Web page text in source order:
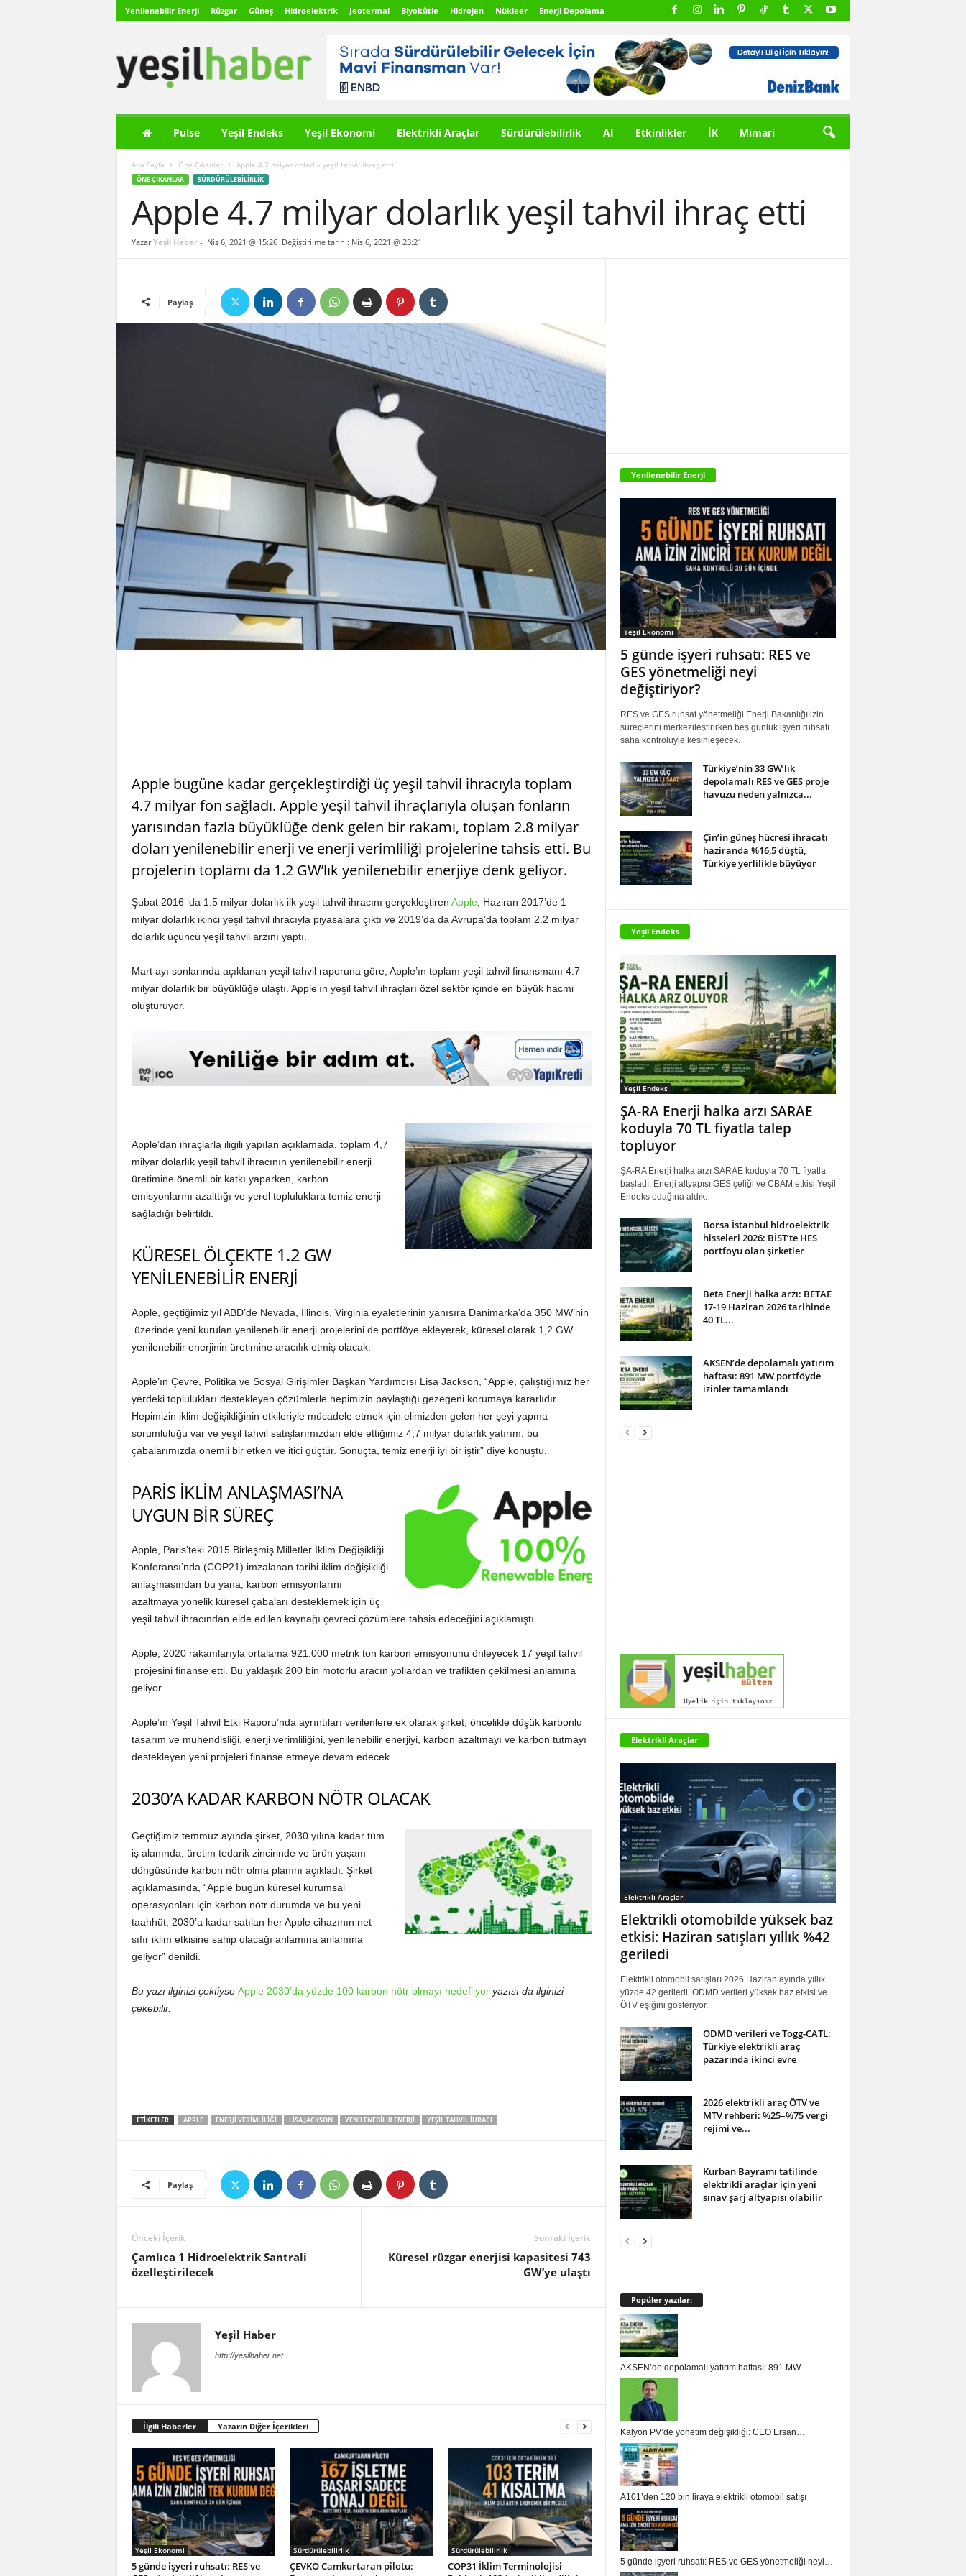
Yenilenebilir Enerji Rüzgar Güneş Hidroelektrik Jeotermal Biyokütle Hidrojen Nükleer Enerji Depolama
ş
Pulse Yeşil Endeks Yeşil Ekonomi Elektrikli Araçlar Sürdürülebilirlik AI Etkinlikler İK Mimari
Ana Sayfa Öne Çıkanlar Apple 4.7 milyar dolarlık yeşil tahvil ihraç etti
ÖNE ÇIKANLAR SÜRDÜRÜLEBILIRLIK
Apple 4.7 milyar dolarlık yeşil tahvil ihraç etti
Yazar Yeşil Haber- Nis 6, 2021 @ 15:26 Değiştirilme tarihi: Nis 6, 2021 @ 23:21
Paylaş
Apple bugüne kadar gerçekleştirdiği üç yeşil tahvil ihracıyla toplam
4.7 milyar fon sağladı. Apple yeşil tahvil ihraçlarıyla oluşan fonların
yarısından fazla büyüklüğe denk gelen bir rakamı, toplam 2.8 milyar
doları yenilenebilir enerji ve enerji verimliliği projelerine tahsis etti. Bu
projelerin toplamı da 1.2 GW’lık yenilenebilir enerjiye denk geliyor.
Şubat 2016 ‘da 1.5 milyar dolarlık ilk yeşil tahvil ihracını gerçekleştiren Apple, Haziran 2017’de 1
milyar dolarlık ikinci yeşil tahvil ihracıyla piyasalara çıktı ve 2019’da da Avrupa’da toplam 2.2 milyar
dolarlık üçüncü yeşil tahvil arzını yaptı.
Mart ayı sonlarında açıklanan yeşil tahvil raporuna göre, Apple’ın toplam yeşil tahvil finansmanı 4.7
milyar dolarlık bir büyüklüğe ulaştı. Apple’ın yeşil tahvil ihraçları özel sektör içinde en büyük hacmi
oluşturuyor.
Apple’dan ihraçlarla iligili yapılan açıklamada, toplam 4,7
milyar dolarlık yeşil tahvil ihracının yenilenebilir enerji
üretimine önemli bir katkı yaparken, karbon
emisyonlarını azalttığı ve yerel topluluklara temiz enerji
sağladığı belirtildi.
KÜRESEL ÖLÇEKTE 1.2 GW
YENİLENEBİLİR ENERJİ
Apple, geçtiğimiz yıl ABD’de Nevada, Illinois, Virginia eyaletlerinin yanısıra Danimarka’da 350 MW’nin
üzerinde yeni kurulan yenilenebilir enerji projelerini de portföye ekleyerek, küresel olarak 1,2 GW
yenilenebilir enerjinin üretimine aracılık etmiş olacak.
Apple’ın Çevre, Politika ve Sosyal Girişimler Başkan Yardımcısı Lisa Jackson, “Apple, çalıştığımız her
yerdeki toplulukları destekleyen çözümlerle hepimizin paylaştığı gezegeni korumaya kararlıdır.
Hepimizin iklim değişikliğinin etkileriyle mücadele etmek için elimizden gelen her şeyi yapma
sorumluluğu var ve yeşil tahvil satışlarımızdan elde ettiğimiz 4,7 milyar dolarlık yatırım, bu
çabalarımızda önemli bir etken ve itici güçtür. Sonuçta, temiz enerji iyi bir iştir” diye konuştu.
PARİS İKLİM ANLAŞMASI’NA
UYGUN BİR SÜREÇ
Apple, Paris’teki 2015 Birleşmiş Milletler İklim Değişikliği
Konferansı’nda (COP21) imzalanan tarihi iklim değişikliği
anlaşmasından bu yana, karbon emisyonlarını
azaltmaya yönelik küresel çabaları desteklemek için üç
yeşil tahvil ihracından elde edilen kaynağı çevreci çözümlere tahsis edeceğini açıklamıştı.
Apple, 2020 rakamlarıyla ortalama 921.000 metrik ton karbon emisyonunu önleyecek 17 yeşil tahvil
projesini finanse etti. Bu yaklaşık 200 bin motorlu aracın yollardan ve trafikten çekilmesi anlamına
geliyor.
Apple’ın Yeşil Tahvil Etki Raporu’nda ayrıntıları verilenlere ek olarak şirket, öncelikle düşük karbonlu
tasarım ve mühendisliği, enerji verimliliğini, yenilenebilir enerjiyi, karbon azaltmayı ve karbon tutmayı
destekleyen yeni projeleri finanse etmeye devam edecek.
2030’A KADAR KARBON NÖTR OLACAK
Geçtiğimiz temmuz ayında şirket, 2030 yılına kadar tüm
iş alanında, üretim tedarik zincirinde ve ürün yaşam
döngüsünde karbon nötr olma planını açıkladı. Şirket
açıklamasında, “Apple bugün küresel kurumsal
operasyonları için karbon nötr durumda ve bu yeni
taahhüt, 2030’a kadar satılan her Apple cihazının net
sıfır iklim etkisine sahip olacağı anlamına anlamına
geliyor” denildi.
Bu yazı ilginizi çektiyse Apple 2030’da yüzde 100 karbon nötr olmayı hedefliyor yazısı da ilginizi
çekebilir.
ETIKETLER APPLE ENERJI VERIMLILIĞI LISA JACKSON YENILENEBILIR ENERJI YEŞIL TAHVIL IHRACI
Paylaş
Önceki İçerik
Çamlıca 1 Hidroelektrik Santrali
özelleştirilecek
Sonraki İçerik
Küresel rüzgar enerjisi kapasitesi 743
GW’ye ulaştı
Yeşil Haber
http://yesilhaber.net
İlgili Haberler Yazarın Diğer İçerikleri
Yeşil Ekonomi
5 günde işyeri ruhsatı: RES ve
Sürdürülebilirlik
ÇEVKO Camkurtaran pilotu:
Sürdürülebilirlik
COP31 İklim Terminolojisi
Yenilenebilir Enerji
Yeşil Ekonomi
5 günde işyeri ruhsatı: RES ve
GES yönetmeliği neyi
değiştiriyor?
RES ve GES ruhsat yönetmeliği Enerji Bakanlığı izin
süreçlerini merkezileştirirken beş günlük işyeri ruhsatı
saha kontrolüyle kesinleşecek.
Türkiye’nin 33 GW’lık
depolamalı RES ve GES proje
havuzu neden yalnızca...
Çin’in güneş hücresi ihracatı
haziranda %16,5 düştü,
Türkiye yerlilikle büyüyor
Yeşil Endeks
Yeşil Endeks
ŞA-RA Enerji halka arzı SARAE
koduyla 70 TL fiyatla talep
topluyor
ŞA-RA Enerji halka arzı SARAE koduyla 70 TL fiyatla
başladı. Enerji altyapısı GES çeliği ve CBAM etkisi Yeşil
Endeks odağına aldık.
Borsa İstanbul hidroelektrik
hisseleri 2026: BİST’te HES
portföyü olan şirketler
Beta Enerji halka arzı: BETAE
17-19 Haziran 2026 tarihinde
40 TL...
AKSEN’de depolamalı yatırım
haftası: 891 MW portföyde
izinler tamamlandı
Elektrikli Araçlar
Elektrikli Araçlar
Elektrikli otomobilde yüksek baz
etkisi: Haziran satışları yıllık %42
geriledi
Elektrikli otomobil satışları 2026 Haziran ayında yıllık
yüzde 42 geriledi. ODMD verileri yüksek baz etkisi ve
ÖTV eşiğini gösteriyor.
ODMD verileri ve Togg-CATL:
Türkiye elektrikli araç
pazarında ikinci evre
2026 elektrikli araç ÖTV ve
MTV rehberi: %25–%75 vergi
rejimi ve...
Kurban Bayramı tatilinde
elektrikli araçlar için yeni
sınav şarj altyapısı olabilir
Popüler yazılar:
AKSEN’de depolamalı yatırım haftası: 891 MW…
Kalyon PV’de yönetim değişikliği: CEO Ersan…
A101’den 120 bin liraya elektrikli otomobil satışı
5 günde işyeri ruhsatı: RES ve GES yönetmeliği neyi…